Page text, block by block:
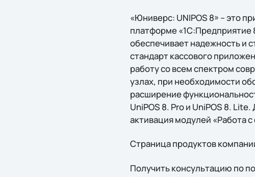
«Юниверс: UNIPOS 8» – это
платформе «1С:Предприятие
обеспечивает надежность и
стандарт кассового
работу со всем спектром
узлах, при необходимости
расширение
UniPOS 8. Pro и UniPOS 8.
активация модулей «Работа
Страница продуктов
Получить консультацию по